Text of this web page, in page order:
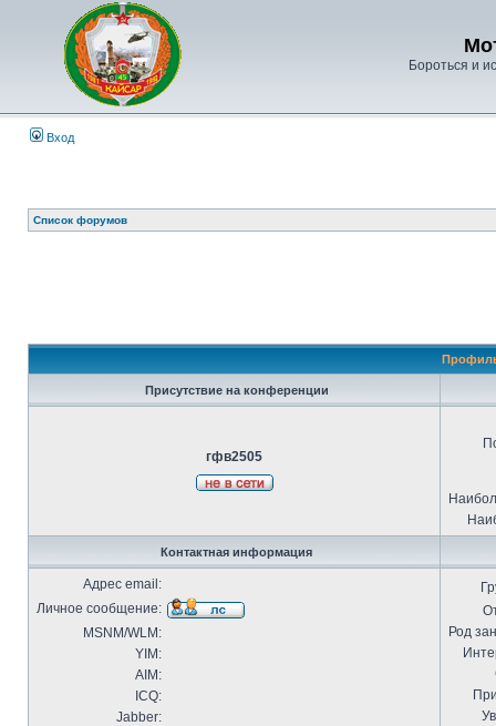
Бороться и
Вход
Список форумов
Присутствие на конференции
гфв2505
Контактная информация
Адрес email:
Личное сообщение:
MSNM/WLM:
YIM:
AIM:
ICQ:
Jabber:
Род